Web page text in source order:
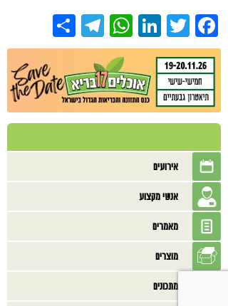
Facebook
Twitter
LinkedIn
WhatsApp
Telegram
אירועים
אנשי מקצוע
מאמרים
מוצרים
מתכונים